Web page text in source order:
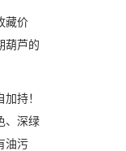
藏价
葫芦的
持！
、深绿
油污